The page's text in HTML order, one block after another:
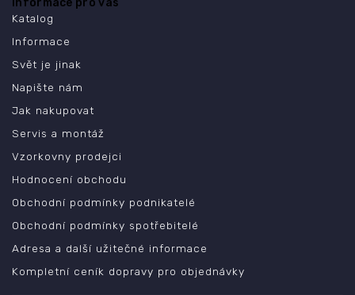
Informace pro vás
Katalog
Informace
Svět je jinak
Napište nám
Jak nakupovat
Servis a montáž
Vzorkovny prodejci
Hodnocení obchodu
Obchodní podmínky podnikatelé
Obchodní podmínky spotřebitelé
Adresa a další užitečné informace
Kompletní ceník dopravy pro objednávky